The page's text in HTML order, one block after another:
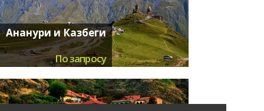
Ананури и Казбеги
По запросу